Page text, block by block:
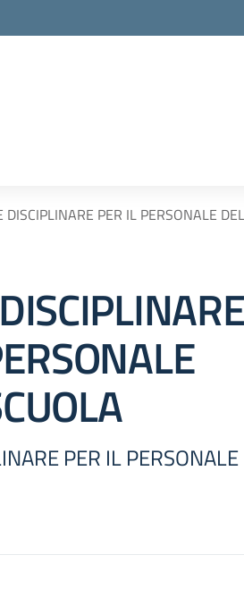
DISCIPLINARE PER IL PERSONALE
PER IL PERSONALE